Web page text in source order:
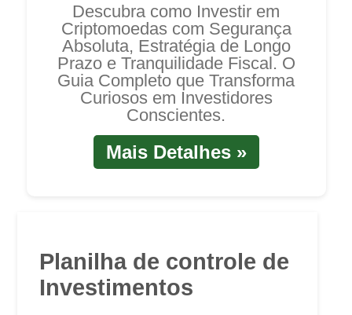
Descubra como Investir em
Criptomoedas com Segurança
Absoluta, Estratégia de Longo
Prazo e Tranquilidade Fiscal. O
Guia Completo que Transforma
Curiosos em Investidores
Conscientes.
Mais Detalhes »
Planilha de controle de
Investimentos